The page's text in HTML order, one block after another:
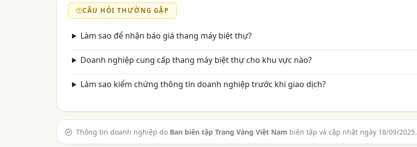
CÂU HỎI THƯỜNG GẶP
Làm sao để nhận báo giá thang máy biệt thự?
Doanh nghiệp cung cấp thang máy biệt thự cho khu vực nào?
Làm sao kiểm chứng thông tin doanh nghiệp trước khi giao dịch?
Thông tin doanh nghiệp do Ban biên tập Trang Vàng Việt Nam biên tập và cập nhật ngày 18/09/2025.